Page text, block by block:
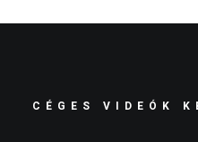
CÉGES VIDEÓK